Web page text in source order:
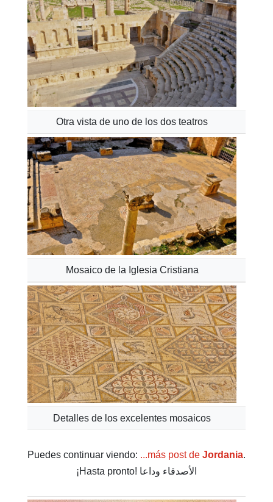
Otra vista de uno de los dos teatros
Mosaico de la Iglesia Cristiana
Detalles de los excelentes mosaicos
Puedes continuar viendo: ...más post de Jordania.
¡Hasta pronto! الأصدقاء وداعا